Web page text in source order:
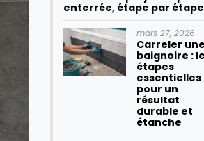
enterrée, étape par étape
mars 27, 2026
Carreler une
baignoire :
étapes
essentielles
pour un
résultat
durable et
étanche